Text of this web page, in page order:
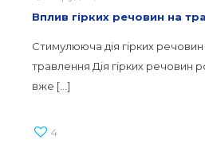
Вплив гірких речовин на
Стимулююча дія гірких речовин
травлення Дія гірких речовин
вже […]
4